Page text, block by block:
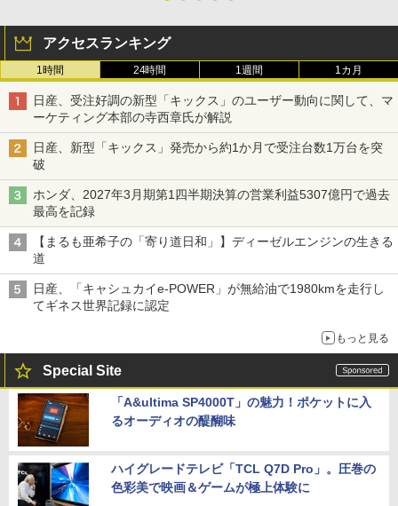
アクセスランキング
1時間 24時間 1週間 1カ月
日産、受注好調の新型「キックス」のユーザー動向に関して、マ
ーケティング本部の寺西章氏が解説
日産、新型「キックス」発売から約1か月で受注台数1万台を突
破
ホンダ、2027年3月期第1四半期決算の営業利益5307億円で過去
最高を記録
【まるも亜希子の「寄り道日和」】ディーゼルエンジンの生きる
道
日産、「キャシュカイe-POWER」が無給油で1980kmを走行し
てギネス世界記録に認定
もっと見る
Special Site
「A&ultima SP4000T」の魅力！ポケットに入
るオーディオの醍醐味
ハイグレードテレビ「TCL Q7D Pro」。圧巻の
色彩美で映画＆ゲームが極上体験に